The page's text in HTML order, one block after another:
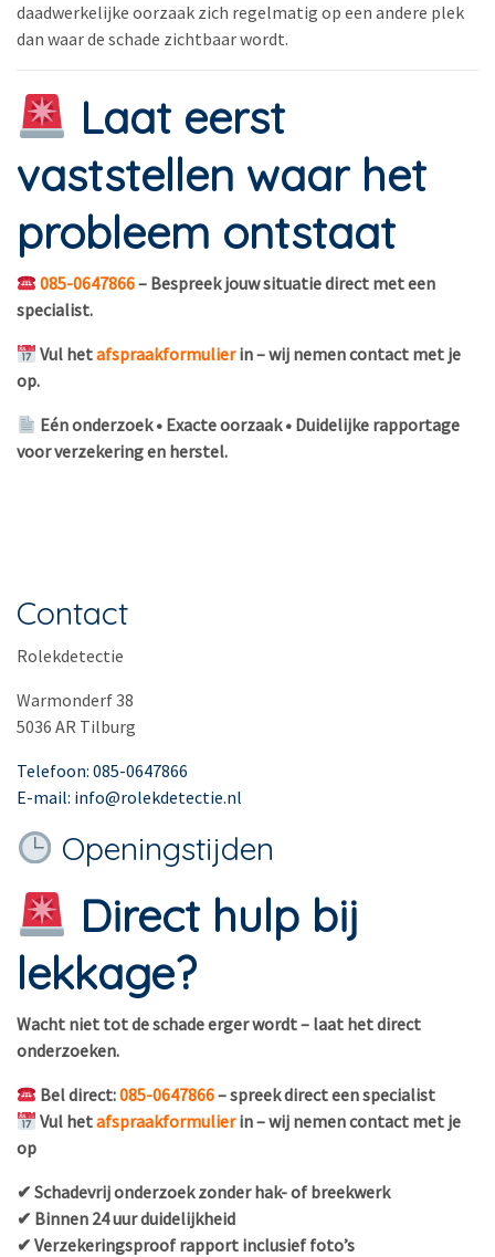
daadwerkelijke oorzaak zich regelmatig op een andere plek
dan waar de schade zichtbaar wordt.
Laat eerst
vaststellen waar het
probleem ontstaat
085-0647866– Bespreek jouw situatie direct met een
specialist.
Vul hetafspraakformulierin – wij nemen contact met je
op.
Eén onderzoek • Exacte oorzaak • Duidelijke rapportage
voor verzekering en herstel.
Contact
Rolekdetectie
Warmonderf 38
5036 AR Tilburg
Telefoon: 085-0647866
E-mail: info@rolekdetectie.nl
Openingstijden
Direct hulp bij
lekkage?
Wacht niet tot de schade erger wordt – laat het direct
onderzoeken.
Bel direct:085-0647866– spreek direct een specialist
Vul hetafspraakformulierin – wij nemen contact met je
op
✔ Schadevrij onderzoek zonder hak- of breekwerk
✔ Binnen 24 uur duidelijkheid
✔ Verzekeringsproof rapport inclusief foto’s